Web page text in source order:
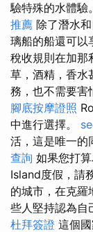
驗特殊的水體驗
推薦 除了潛水
璃船的船還可以
稅收規則在加那
草，酒精，香水
務，也不需要害
腳底按摩證照
中進行選擇。
活，這是唯一的
查詢 如果您打
Island度假，請
的城市，在克羅
些人堅持認為自
杜拜簽證 這個